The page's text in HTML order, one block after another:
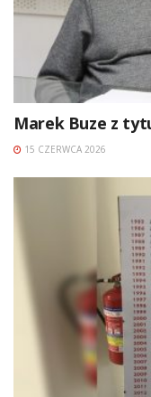
Marek Buze z
15 CZERWCA 2026